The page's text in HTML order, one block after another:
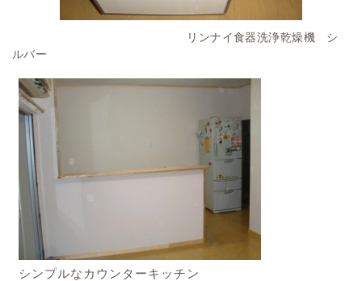
リンナイ食器洗浄乾燥機 シ
ルバー
シンプルなカウンターキッチン